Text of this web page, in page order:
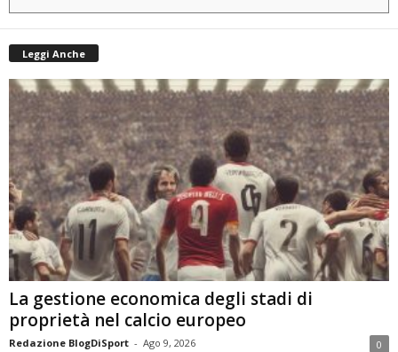
Leggi Anche
La gestione economica degli stadi di
proprietà nel calcio europeo
Redazione BlogDiSport - Ago 9, 2026 0